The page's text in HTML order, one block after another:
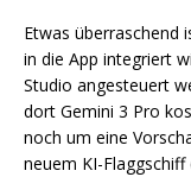
Etwas überraschend
in die App integriert
Studio angesteuert
dort Gemini 3 Pro
noch um eine
neuem KI-